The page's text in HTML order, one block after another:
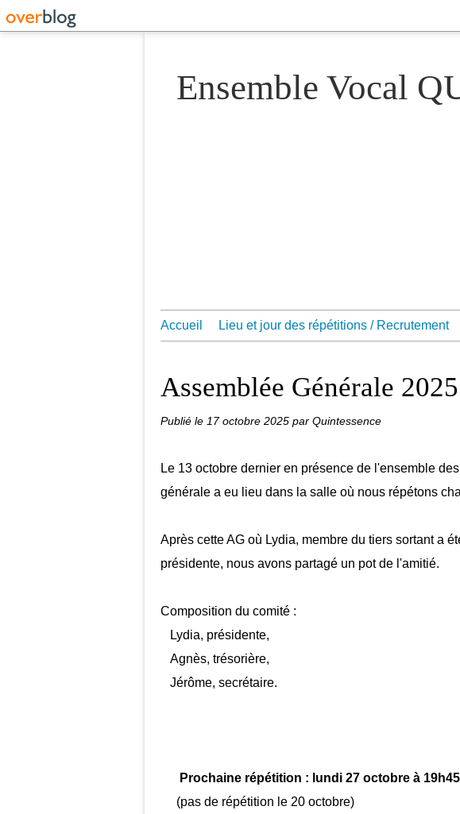
Ensemble Vocal
Accueil Lieu et jour des répétitions / Recrutement
Assemblée Générale 2025
Publié le 17 octobre 2025 par Quintessence
Le 13 octobre dernier en présence de l'ensemble
générale a eu lieu dans la salle où nous répétons
Après cette AG où Lydia, membre du tiers sortant a
présidente, nous avons partagé un pot de l'amitié.
Composition du comité :
Lydia, présidente,
Agnès, trésorière,
Jérôme, secrétaire.
Prochaine répétition : lundi 27 octobre à 19h45
(pas de répétition le 20 octobre)